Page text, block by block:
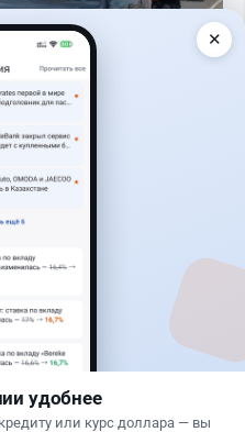
г., 16:11
ставки по депозитам
✕
удобнее
или курс доллара — вы